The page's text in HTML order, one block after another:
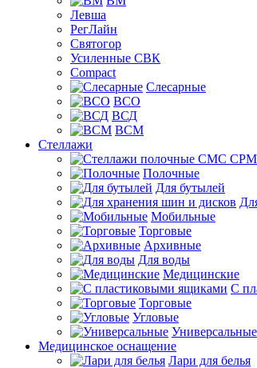
Левша
РегЛайн
Святогор
Усиленные СВК
Compact
Слесарные
ВСО
ВСД
ВСМ
Стеллажи
Полочные
Для бутылей
Мобильные
Торговые
Архивные
Для воды
Медицинские
С
Торговые
Угловые
Универсальные
Медицинское оснащение
Лари для белья